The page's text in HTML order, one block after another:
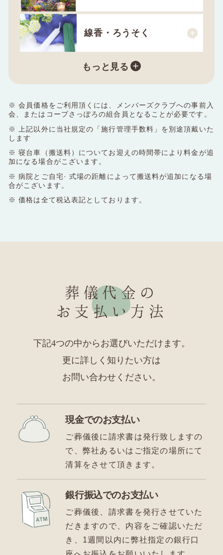
線香・ろうそく
もっと見る
※ 会員価格をご利用頂くには、メンバーズクラブへの事前入
会、またはコープさっぽろの組合員となることが必要です。
※ 上記以外に当社規定の「施行管理手数料」を別途頂戴いた
します
※ 寝台車（搬送料）についてお迎えの時間帯により料金が追
加になる場合がこざいます。
※ 病院とご自宅· 式場の距離によって搬送料が追加になる場
合がこざいます。
※ 価格は全て税込表記としております。
葬儀代金の
お支払い方法
下記4つの中からお選びいただけます。
更に詳しく知りたい方は
お問い合わせください。
現金でのお支払い
ご葬儀後に請求書は発行致しますの
で、弊社あるいはご指定の場所にて
清算をさせて頂きます。
銀行振込でのお支払い
ご葬儀後、請求書を発行させていた
だきますので、内容をご確認いただ
き、1週間以内に弊社指定の銀行口